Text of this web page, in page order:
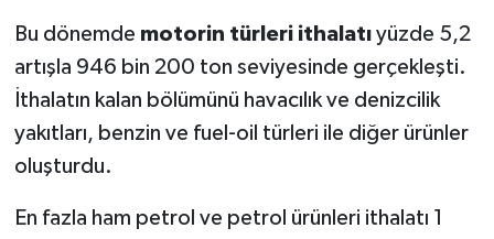
Bu dönemde motorin türleri ithalatıyüzde 5,2
artışla 946 bin 200 ton seviyesinde gerçekleşti.
İthalatın kalan bölümünü havacılık ve denizcilik
yakıtları, benzin ve fuel-oil türleri ile diğer ürünler
oluşturdu.
En fazla ham petrol ve petrol ürünleri ithalatı 1